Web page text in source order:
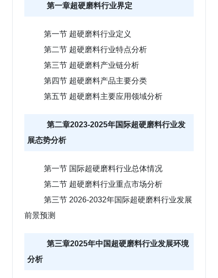
第一章超硬磨料行业界定
第一节 超硬磨料行业定义
第二节 超硬磨料行业特点分析
第三节 超硬磨料产业链分析
第四节 超硬磨料产品主要分类
第五节 超硬磨料主要应用领域分析
第二章2023-2025年国际超硬磨料行业发
展态势分析
第一节 国际超硬磨料行业总体情况
第二节 超硬磨料行业重点市场分析
第三节 2026-2032年国际超硬磨料行业发展
前景预测
第三章2025年中国超硬磨料行业发展环境
分析